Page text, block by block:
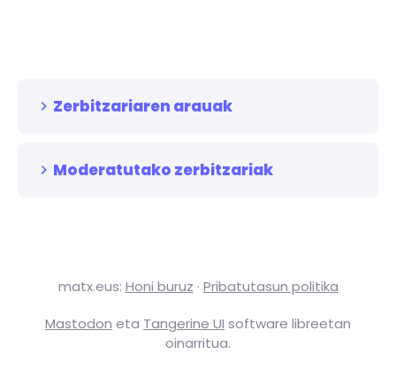
Zerbitzariaren arauak
Moderatutako zerbitzariak
matx.eus: Honi buruz · Pribatutasun politika
Mastodon eta Tangerine UI software libreetan
oinarritua.